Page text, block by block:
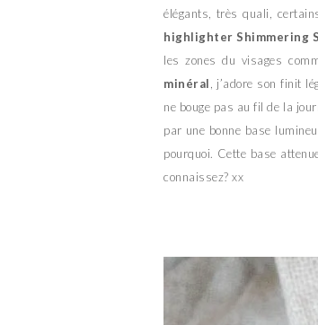
élégants, très quali,
highlighter Shimmering
les zones du visages
minéral , j’adore son finit
ne bouge pas au fil de la
par une bonne base
pourquoi. Cette base
connaissez? xx